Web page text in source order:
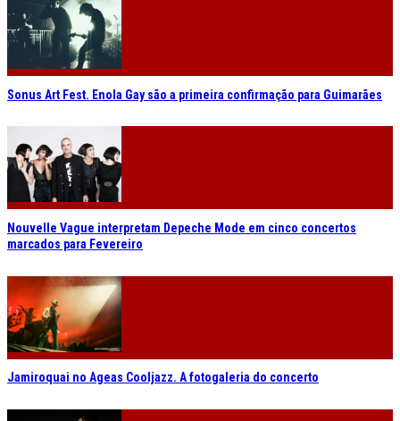
Sonus Art Fest. Enola Gay são a primeira confirmação para Guimarães
Nouvelle Vague interpretam Depeche Mode em cinco concertos
marcados para Fevereiro
Jamiroquai no Ageas Cooljazz. A fotogaleria do concerto